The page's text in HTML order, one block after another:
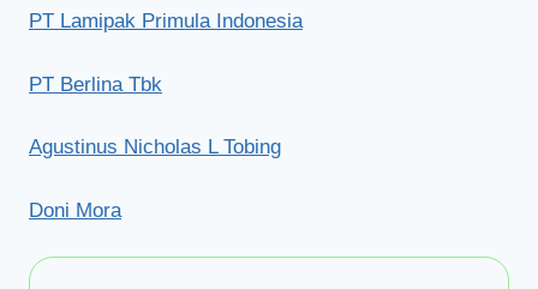
PT Lamipak Primula Indonesia
PT Berlina Tbk
Agustinus Nicholas L Tobing
Doni Mora